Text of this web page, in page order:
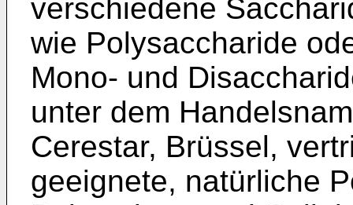
verschiedene
wie Polysaccharide
Mono- und
unter dem
Cerestar, Brüssel,
geeignete, natürliche